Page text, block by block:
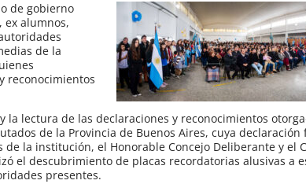
de gobierno
ex alumnos,
de la
reconocimientos
lectura de las declaraciones y reconocimientos
de la Provincia de Buenos Aires, cuya declaración
la institución, el Honorable Concejo Deliberante y el
el descubrimiento de placas recordatorias alusivas a
presentes.